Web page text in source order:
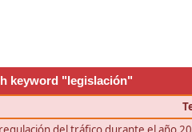
keyword "legislación"